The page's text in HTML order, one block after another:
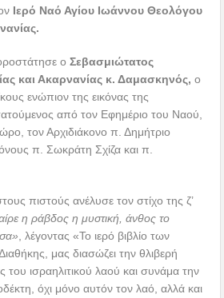
Ιερό Ναό Αγίου Ιωάννου Θεολόγου
οΣεβασμιώτατος
και Ακαρνανίας κ. Δαμασκηνός,ο
ενώπιον της εικόνας της
από τον Εφημέριο του Ναού,
τον Αρχιδιάκονο π. Δημήτριο
π. Σωκράτη Σχίζα και π.
πιστούς ανέλυσε τον στίχο της ζ’
η ράβδος η μυστική, άνθος το
, λέγοντας «Το ιερό βιβλίο των
μας διασώζει την θλιβερή
του ισραηλιτικού λαού και συνάμα την
όχι μόνο αυτόν τον λαό, αλλά και